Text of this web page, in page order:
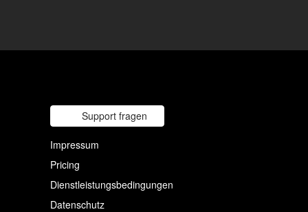
Support fragen
Impressum
Pricing
Dienstleistungsbedingungen
Datenschutz